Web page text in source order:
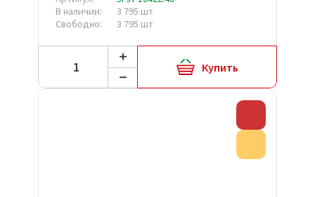
В наличии:
3 795 шт
Свободно:
3 795 шт
Купить